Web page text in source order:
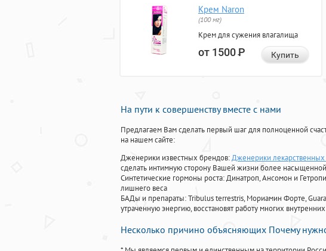
Крем Naron
(100 мг)
Крем для сужения влагалища
от 1500Р Купить
На пути к совершенству вместе с нами
Предлагаем Вам сделать первый шаг для полноценной
на нашем сайте:
Дженерики известных брендов:Дженерики лекарственных
сделать интимную сторону Вашей жизни более
Синтетические гормоны роста: Динатроп, Ансомон и
лишнего веса
БАДы и препараты:Tribulus terrestris, Мориамин Форте,
утраченную энергию, восстановят работу многих
Несколько причино объясняющих Почему